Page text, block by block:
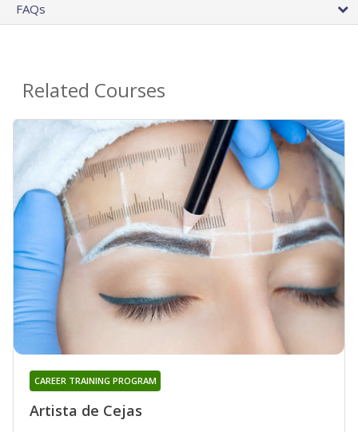
FAQs
Related Courses
Artista de Cejas
CAREER TRAINING PROGRAM